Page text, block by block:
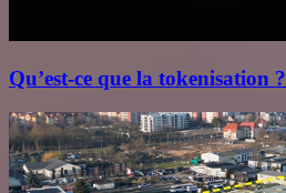
Qu’est‑ce que la tokenisation ?